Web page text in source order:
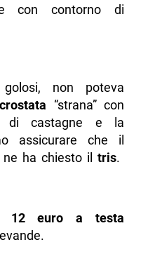
con contorno di
non poteva
crostata “strana” con
di castagne e la
assicurare che il
ha chiesto il tris.
12 euro a testa